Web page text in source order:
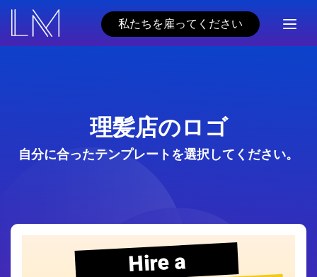
私たちを雇ってください
理髪店のロゴ
自分に合ったテンプレートを選択してください。
Hire a